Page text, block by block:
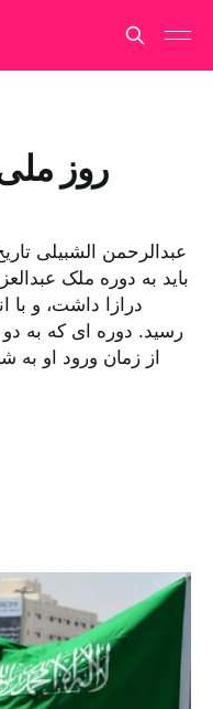
روز
عبدالرحمن الشبیلی
رسید. دوره ای که به